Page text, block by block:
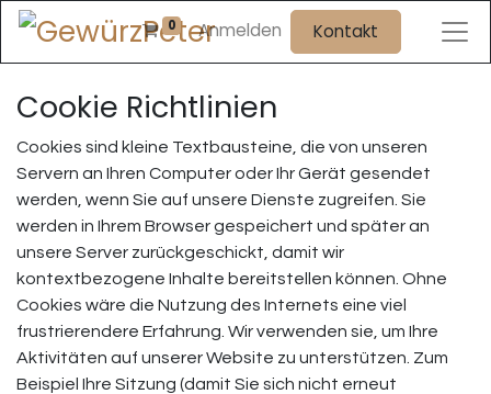
0 Anmelden Kontakt
Cookie Richtlinien
Cookies sind kleine Textbausteine, die von unseren
Servern an Ihren Computer oder Ihr Gerät gesendet
werden, wenn Sie auf unsere Dienste zugreifen. Sie
werden in Ihrem Browser gespeichert und später an
unsere Server zurückgeschickt, damit wir
kontextbezogene Inhalte bereitstellen können. Ohne
Cookies wäre die Nutzung des Internets eine viel
frustrierendere Erfahrung. Wir verwenden sie, um Ihre
Aktivitäten auf unserer Website zu unterstützen. Zum
Beispiel Ihre Sitzung (damit Sie sich nicht erneut